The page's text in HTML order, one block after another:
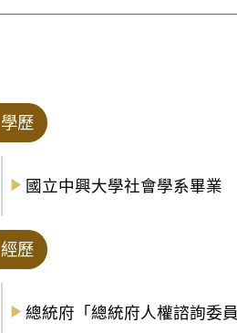
學歷
國立中興大學社會學系畢業
經歷
總統府「總統府人權諮詢委